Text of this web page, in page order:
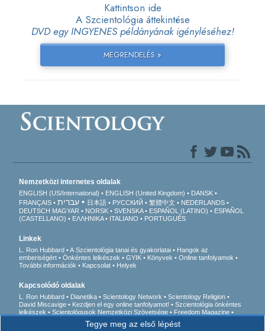
Kattintson ide
A Szcientológia áttekintése
DVD egy INGYENES példányának igényléséhez!
MEGRENDELÉS »
Tegye meg az első lépést
Nemzetközi internetes oldalak
ENGLISH (US/International) ENGLISH (United Kingdom)
DANSK
FRANÇAIS
עברית 日本語 РУССКИЙ 繁體中文
NEDERLANDS
DEUTSCH MAGYAR NORSK SVENSKA ESPAÑOL (LATINO)
ESPAÑOL
(CASTELLANO)
ΕΛΛΗΝΙΚA ITALIANO PORTUGUÊS
Linkek
L. Ron Hubbard A Szcientológia tanai és gyakorlatai
Hangok az
emberiségért
Önkéntes lelkészek GYIK Könyvek
Online tanfolyamok
További információk
Kapcsolat Helyek
Kapcsolódó oldalak
L. Ron Hubbard Dianetika Scientology Network
Scientology Religion
David Miscavige
Kezdjen el egy online tanfolyamot!
Szcientológia önkéntes
lelkészek
Scientológusok Nemzetközi Szövetsége
Freedom Magazine
Akik felszólalnak egy
Együtt az Emberi Jogokért Fiatalok az Emberi Jogokért